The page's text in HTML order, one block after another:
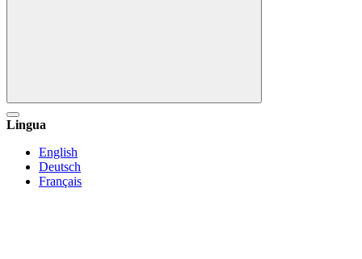
Lingua
English
Deutsch
Français